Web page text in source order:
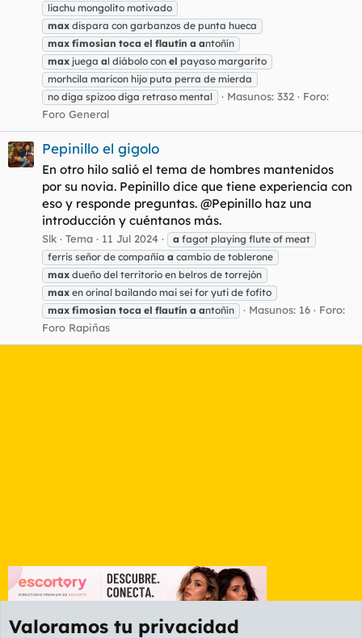
liachu mongolito motivado
max dispara con garbanzos de punta hueca
max fimosian toca el flautín a antoñín
max juega al diábolo con el payaso margarito
morhcila maricon hijo puta perra de mierda
no diga spizoo diga retraso mental
Masunos: 332
Foro:
Foro General
Pepinillo el gigolo
En otro hilo salió el tema de hombres mantenidos
por su novia. Pepinillo dice que tiene experiencia con
eso y responde preguntas. @Pepinillo haz una
introducción y cuéntanos más.
Slk Tema 11 Jul 2024 a fagot playing flute of meat
ferris señor de compañía a cambio de toblerone
max dueño del territorio en belros de torrejón
max en orinal bailando mai sei for yuti de fofito
max fimosian toca el flautín a antoñín Masunos: 16
Foro:
Foro Rapiñas
Valoramos tu privacidad